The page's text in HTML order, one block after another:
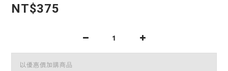
NT$375
以優惠價加購商品